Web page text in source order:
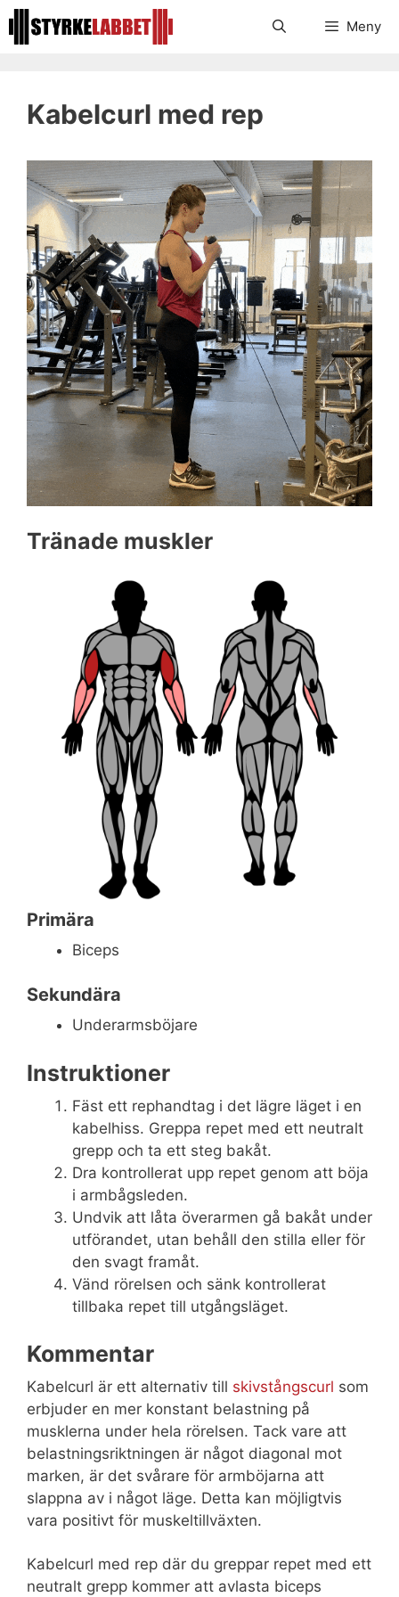
Hoppa
till
Meny
Kabelcurl med rep
Tränade muskler
Primära
Biceps
Sekundära
Underarmsböjare
Instruktioner
Fäst ett rephandtag i det lägre läget i en
kabelhiss. Greppa repet med ett neutralt
grepp och ta ett steg bakåt.
Dra kontrollerat upp repet genom att böja
i armbågsleden.
Undvik att låta överarmen gå bakåt under
utförandet, utan behåll den stilla eller för
den svagt framåt.
Vänd rörelsen och sänk kontrollerat
tillbaka repet till utgångsläget.
Kommentar
Kabelcurl är ett alternativ till skivstångscurl som
erbjuder en mer konstant belastning på
musklerna under hela rörelsen. Tack vare att
belastningsriktningen är något diagonal mot
marken, är det svårare för armböjarna att
slappna av i något läge. Detta kan möjligtvis
vara positivt för muskeltillväxten.
Kabelcurl med rep där du greppar repet med ett
neutralt grepp kommer att avlasta biceps